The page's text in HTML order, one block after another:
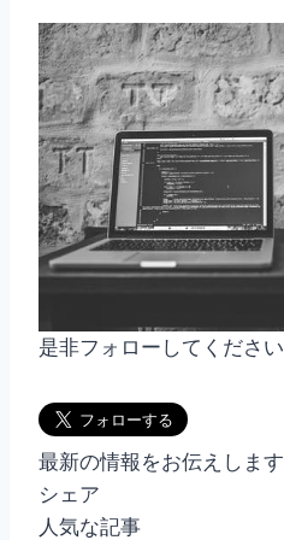
m
ai
l
有
是非フォローしてください
最新の情報をお伝えします
シェア
人気な記事